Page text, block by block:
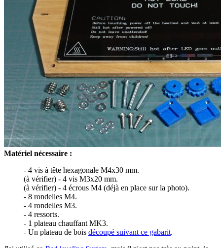
Matériel nécessaire :
- 4 vis à tête hexagonale M4x30 mm.
(à vérifier) - 4 vis M3x20 mm.
(à vérifier) - 4 écrous M4 (déjà en place sur la photo).
- 8 rondelles M4.
- 4 rondelles M3.
- 4 ressorts.
- 1 plateau chauffant MK3.
- Un plateau de bois découpé suivant ce gabarit.